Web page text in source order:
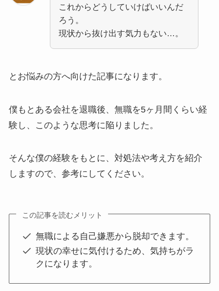
これからどうしていけばいいんだ
ろう。
現状から抜け出す気力もない…。
とお悩みの方へ向けた記事になります。
僕もとある会社を退職後、無職を5ヶ月間くらい経
験し、このような思考に陥りました。
そんな僕の経験をもとに、対処法や考え方を紹介
しますので、参考にしてください。
この記事を読むメリット
無職による自己嫌悪から脱却できます。
現状の幸せに気付けるため、気持ちがラ
クになります。